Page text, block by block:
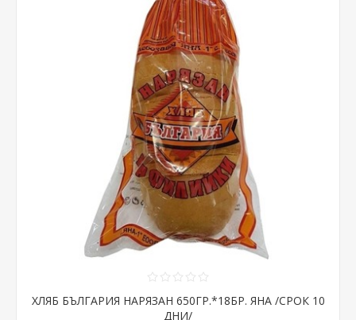
ХЛЯБ БЪЛГАРИЯ НАРЯЗАН 650ГР.*18БР. ЯНА /СРОК 10
ДНИ/